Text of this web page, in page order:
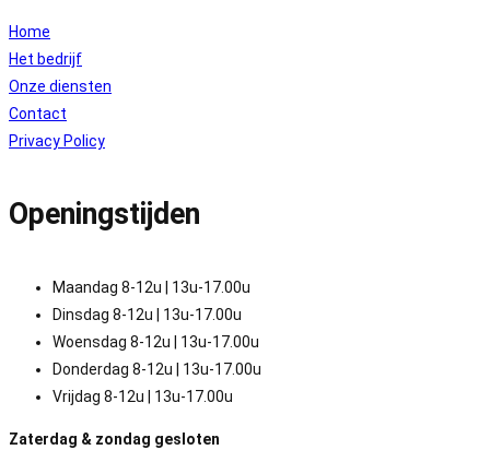
Home
Het bedrijf
Onze diensten
Contact
Privacy Policy
Openingstijden
Maandag 8-12u | 13u-17.00u
Dinsdag 8-12u | 13u-17.00u
Woensdag 8-12u | 13u-17.00u
Donderdag 8-12u | 13u-17.00u
Vrijdag 8-12u | 13u-17.00u
Zaterdag & zondag gesloten